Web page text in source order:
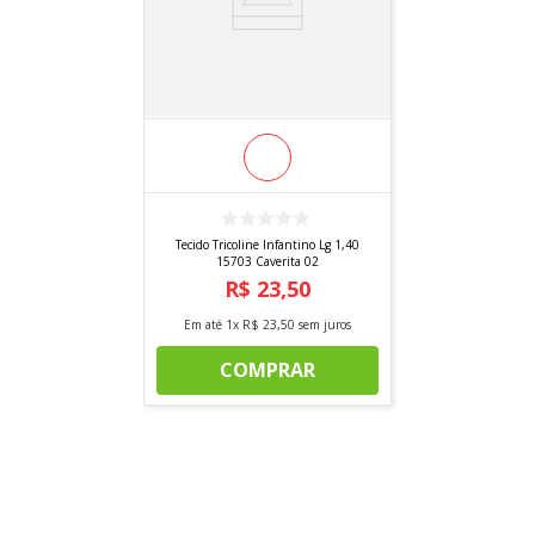
Tecido Tricoline Infantino Lg 1,40
15703 Caverita 02
R$ 23,50
Em até 1x R$ 23,50 sem juros
COMPRAR